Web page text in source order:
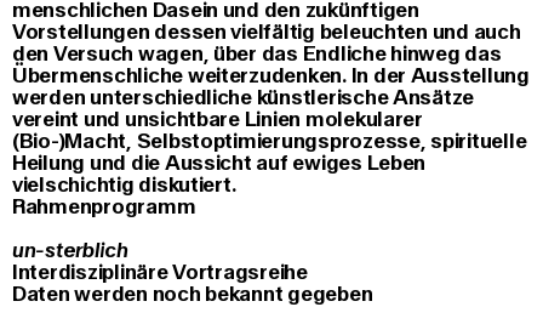
menschlichen Dasein und den zukünftigen
Vorstellungen dessen vielfältig beleuchten und auch
den Versuch wagen, über das Endliche hinweg das
Übermenschliche weiterzudenken. In der Ausstellung
werden unterschiedliche künstlerische Ansätze
vereint und unsichtbare Linien molekularer
(Bio-)Macht, Selbstoptimierungsprozesse, spirituelle
Heilung und die Aussicht auf ewiges Leben
vielschichtig diskutiert.
Rahmenprogramm
un-sterblich
Interdisziplinäre Vortragsreihe
Daten werden noch bekannt gegeben